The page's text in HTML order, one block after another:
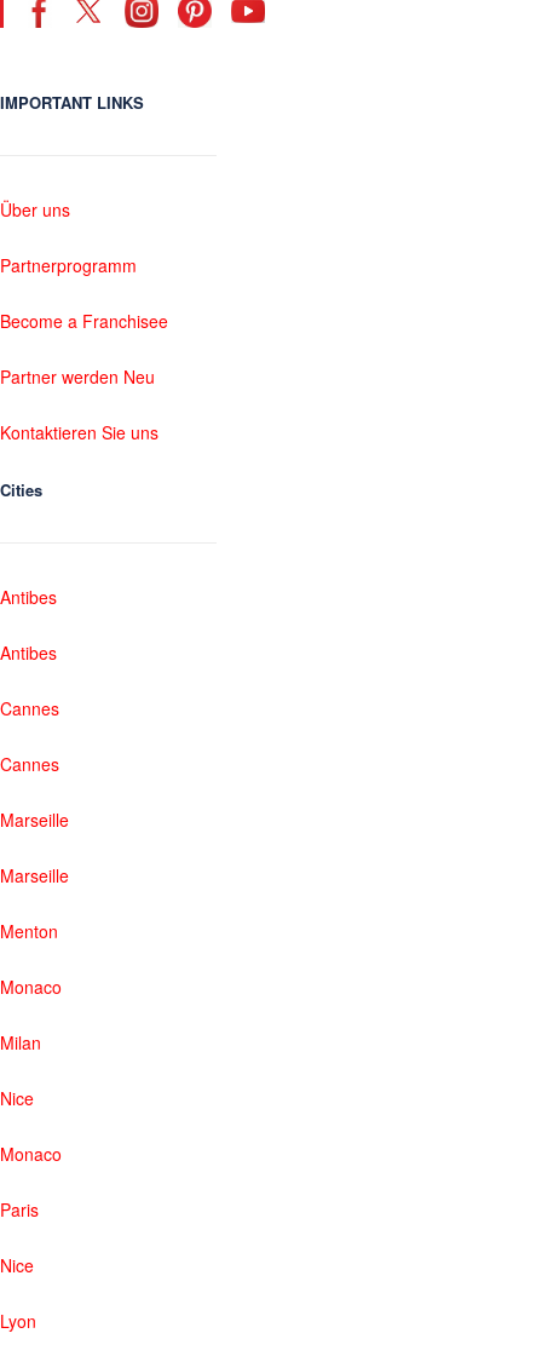
IMPORTANT LINKS
Über uns
Partnerprogramm
Become a Franchisee
Partner werden Neu
Kontaktieren Sie uns
Cities
Antibes
Antibes
Cannes
Cannes
Marseille
Marseille
Menton
Monaco
Milan
Nice
Monaco
Paris
Nice
Lyon